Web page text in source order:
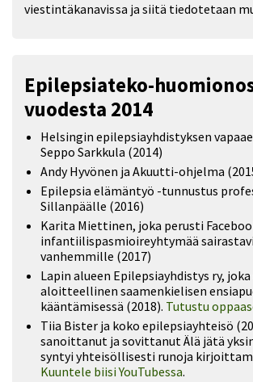
viestintäkanavissa ja siitä tiedotetaan
Epilepsiateko-
vuodesta 2014
Helsingin epilepsiayhdistyksen
Seppo Sarkkula (2014)
Andy Hyvönen ja Akuutti-ohjelma
Epilepsia elämäntyö -tunnustus
Sillanpäälle (2016)
Karita Miettinen, joka perusti
infantiilispasmioireyhtymää
vanhemmille (2017)
Lapin alueen Epilepsiayhdistys ry,
aloitteellinen saamenkielisen
kääntämisessä (2018). Tutustu
Tiia Bister ja koko epilepsiayhteisö
sanoittanut ja sovittanut Älä jätä
syntyi yhteisöllisesti runoja
Kuuntele biisi YouTubessa.